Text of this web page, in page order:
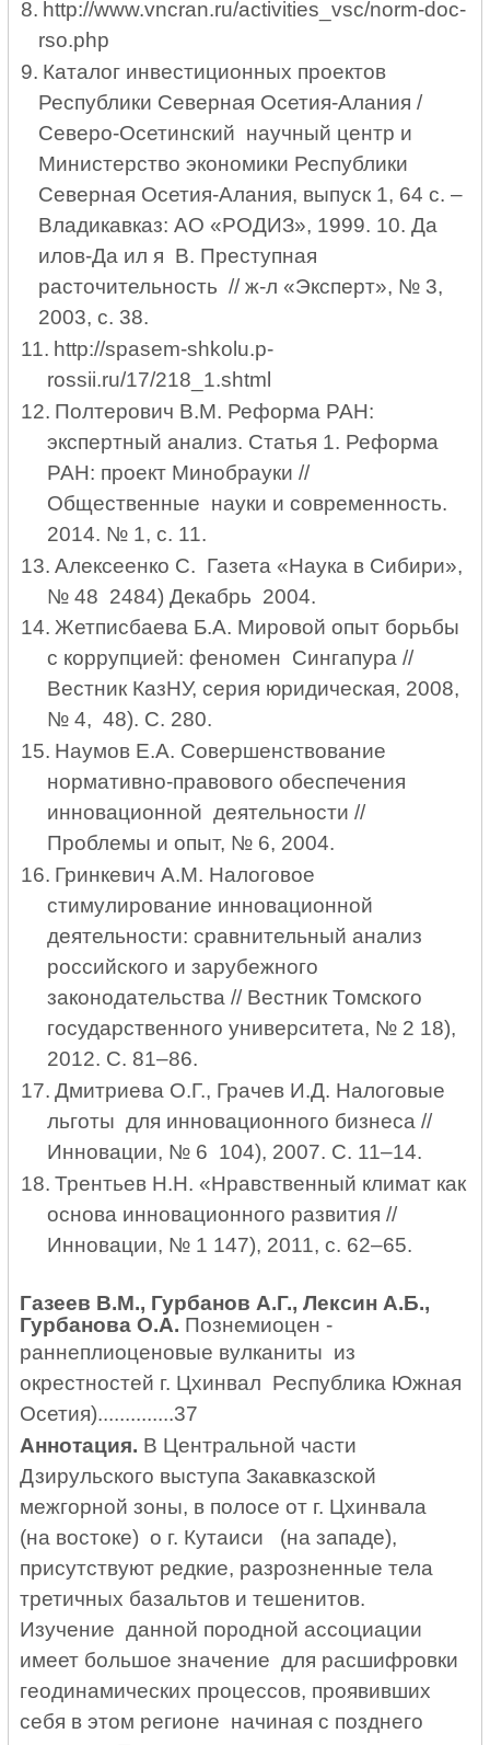
8. http://www.vncran.ru/activities vsc/norm-doc-
rso.php
9. Каталог инвестиционных проектов
Республики Северная Осетия-Алания /
Северо-Осетинский научный центр и
Министерство экономики Республики
Северная Осетия-Алания, выпуск 1, 64 с. –
Владикавказ: АО «РОДИЗ», 1999. 10. Да
илов-Да ил я В. Преступная
расточительность // ж-л «Эксперт», № 3,
2003, с. 38.
11. http://spasem-shkolu.p-
rossii.ru/17/218_1.shtml
12. Полтерович В.М. Реформа РАН:
экспертный анализ. Статья 1. Реформа
РАН: проект Минобрауки //
Общественные науки и современность.
2014. № 1, с. 11.
13. Алексеенко С. Газета «Наука в Сибири»,
№ 48 2484) Декабрь 2004.
14. Жетписбаева Б.А. Мировой опыт борьбы
с коррупцией: феномен Cингапура //
Вестник КазНУ, серия юридическая, 2008,
№ 4, 48). С. 280.
15. Наумов Е.А. Совершенствование
нормативно-правового обеспечения
инновационной деятельности //
Проблемы и опыт, № 6, 2004.
16. Гринкевич А.М. Налоговое
стимулирование инновационной
деятельности: сравнительный анализ
российского и зарубежного
законодательства // Вестник Томского
государственного университета, № 2 18),
2012. С. 81–86.
17. Дмитриева О.Г., Грачев И.Д. Налоговые
льготы для инновационного бизнеса //
Инновации, № 6 104), 2007. С. 11–14.
18. Трентьев Н.Н. «Нравственный климат как
основа инновационного развития //
Инновации, № 1 147), 2011, с. 62–65.
Газеев В.М., Гурбанов А.Г., Лексин А.Б.,
Гурбанова О.А. Познемиоцен -
раннеплиоценовые вулканиты из
окрестностей г. Цхинвал Республика Южная
Осетия)..............37
Аннотация. В Центральной части
Дзирульского выступа Закавказской
межгорной зоны, в полосе от г. Цхинвала
(на востоке) о г. Кутаиси (на западе),
присутствуют редкие, разрозненные тела
третичных базальтов и тешенитов.
Изучение данной породной ассоциации
имеет большое значение для расшифровки
геодинамических процессов, проявивших
себя в этом регионе начиная с позднего